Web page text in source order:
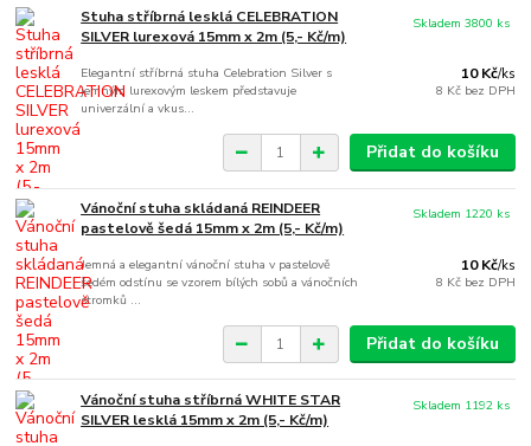
Stuha stříbrná lesklá CELEBRATION
SILVER lurexová 15mm x 2m (5,- Kč/m)
Elegantní stříbrná stuha Celebration Silver s
jemným lurexovým leskem představuje
univerzální a vkus...
10 Kč/ks
8 Kč bez DPH
Skladem 3800 ks
Přidat do košíku
Vánoční stuha skládaná REINDEER
pastelově šedá 15mm x 2m (5,- Kč/m)
Jemná a elegantní vánoční stuha v pastelově
šedém odstínu se vzorem bílých sobů a vánočních
stromků ...
10 Kč/ks
8 Kč bez DPH
Skladem 1220 ks
Přidat do košíku
Vánoční stuha stříbrná WHITE STAR
SILVER lesklá 15mm x 2m (5,- Kč/m)
Skladem 1192 ks